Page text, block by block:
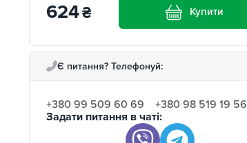
624₴ Купити
Є питання? Телефонуй:
+380 99 509 60 69
+380 98 519 19 56
Задати питання в чаті: